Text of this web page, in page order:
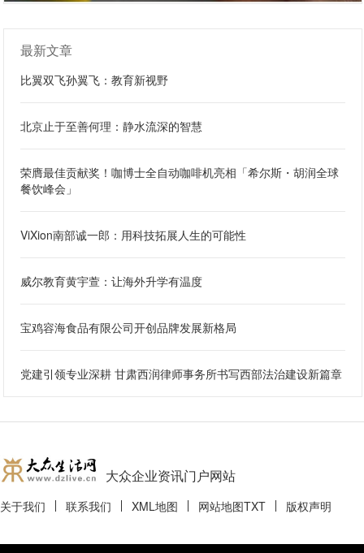
最新文章
比翼双飞孙翼飞：教育新视野
北京止于至善何理：静水流深的智慧
荣膺最佳贡献奖！咖博士全自动咖啡机亮相「希尔斯・胡润全球
餐饮峰会」
ViXion南部诚一郎：用科技拓展人生的可能性
威尔教育黄宇萱：让海外升学有温度
宝鸡容海食品有限公司开创品牌发展新格局
党建引领专业深耕 甘肃西润律师事务所书写西部法治建设新篇章
大众企业资讯门户网站
关于我们 联系我们 XML地图 网站地图TXT 版权声明